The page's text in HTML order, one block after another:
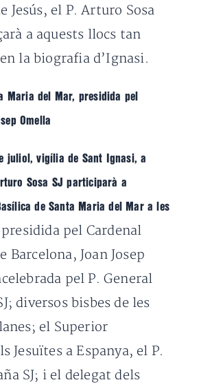
Jesús, el P. Arturo Sosa
a aquests llocs tan
la biografia d’Ignasi.
Maria del Mar, presidida pel
Omella
juliol, vigília de Sant Ignasi, a
Sosa SJ participarà a
de Santa Maria del Mar a les
pel Cardenal
Barcelona, Joan Josep
pel P. General
diversos bisbes de les
el Superior
Jesuïtes a Espanya, el P.
SJ; i el delegat dels